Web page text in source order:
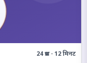
24 प्रश्न · 12 मिनट